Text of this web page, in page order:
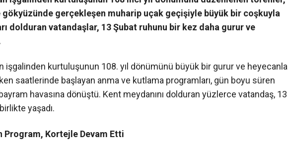
gökyüzünde gerçekleşen muharip uçak geçişiyle büyük bir coşkuyla
dolduran vatandaşlar, 13 Şubat ruhunu bir kez daha gurur ve
işgalinden kurtuluşunun 108. yıl dönümünü büyük bir gurur ve heyecanla
saatlerinde başlayan anma ve kutlama programları, gün boyu süren
havasına dönüştü. Kent meydanını dolduran yüzlerce vatandaş, 13
yaşadı.
Program, Kortejle Devam Etti